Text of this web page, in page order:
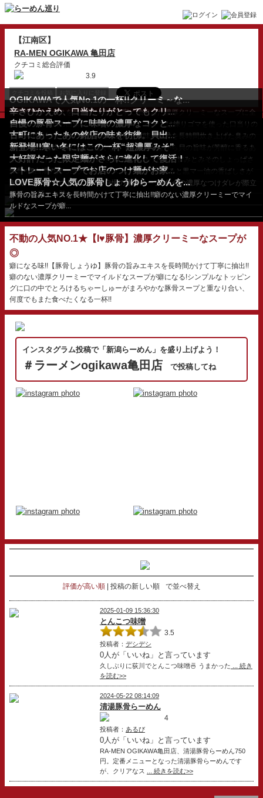
【江南区】
RA-MEN OGIKAWA 亀田店
クチコミ総合評価
3.9
OGIKAWAで人気No.1の一杯!!クリーミ～な...
豚骨の旨みエキスを長時間かけて丁寧に抽出した濃厚クリーミーなスープに全
てが凝縮。とろけ...
辛さひかえめ、口当たりがとってもクリ...
豚骨スープと鶏の白湯 スープをブレンド。ベースは練りゴマを使った口当りの
クリーミーなスー...
自慢の豚骨スープに味噌の濃厚なコクと...
辛さの中にしっかりとした豚骨の濃厚な旨味。豚骨を長時間炊き上げた臭みの
ないまろやかなス...
古町にあったあの銘店の味を彷彿。貝出...
何度でもまた繰り返し食べたくなる！あっさりながら貝の旨味が芳醇に香るあ
っさりとしたスー...
新登場!!寒い冬にはこの一杯“超濃厚みそ”
割りスープ付きの、超濃厚 みそ!!豚骨のトロっとした甘みとみそのしょっぱさ
のバランスが絶妙...
大好評だった限定麺がさらに進化して復活！
豚骨×鶏白湯の真っ白クリーミースープを食べ進めると黒マー油の香ばしさが
プラス！さらにレモ...
ストレートスープでお店のつけ麺がお家...
人気のテイクアウトメニュー♪自慢の豚骨スープ×魚介の濃厚なつけダレが際立
つ『つけ麺』も登...
LOVE豚骨☆人気の豚骨しょうゆらーめんを...
豚骨の旨みエキスを長時間かけて丁寧に抽出!!癖のない濃厚クリーミーでマイ
ルドなスープが癖...
不動の人気NO.1★【I♥豚骨】濃厚クリーミーなスープが
◎
癖になる味!!【豚骨しょうゆ】豚骨の旨みエキスを長時間かけて丁寧に抽出!!
癖のない濃厚クリーミーでマイルドなスープが癖になる!シンプルなトッピン
グに口の中でとろけるちゃーしゅーがまろやかな豚骨スープと重なり合い、
何度でもまた食べたくなる一杯!!
インスタグラム投稿で「新潟らーめん」を盛り上げよう！
＃ラーメンogikawa亀田店 で投稿してね
評価が高い順 投稿の新しい順 で並べ替え
2025-01-09 15:36:30
とんこつ味噌
3.5
投稿者： デシデシ
0人が「いいね」と言っています
久しぶりに荻川でとんこつ味噌🍜 うまかった ... 続き
を読む>>
2024-05-22 08:14:09
清湯豚骨らーめん
4
投稿者： あるび
0人が「いいね」と言っています
RA-MEN OGIKAWA亀田店、清湯豚骨らーめん750
円。定番メニューとなった清湯豚骨らーめんです
が、クリアなス
... 続きを読む>>